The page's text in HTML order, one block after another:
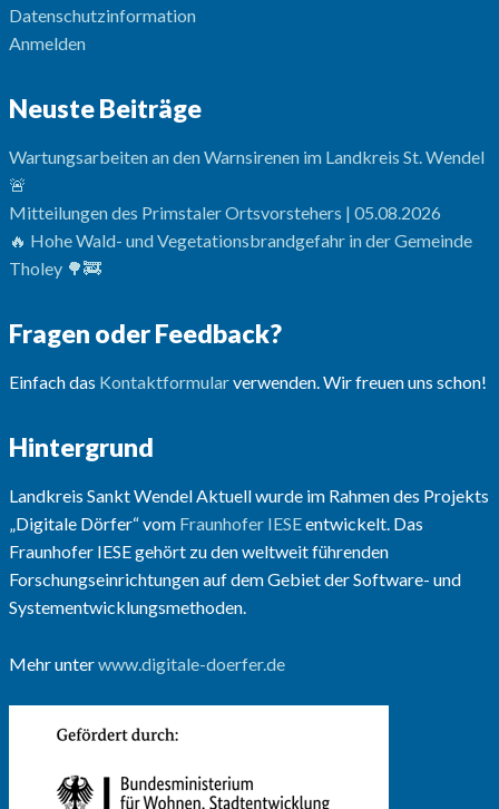
Datenschutzinformation
Anmelden
Neuste Beiträge
Wartungsarbeiten an den Warnsirenen im Landkreis St. Wendel
🚨
Mitteilungen des Primstaler Ortsvorstehers | 05.08.2026
🔥 Hohe Wald- und Vegetationsbrandgefahr in der Gemeinde
Tholey 🌳🚒
Fragen oder Feedback?
Einfach das Kontaktformularverwenden. Wir freuen uns schon!
Hintergrund
Landkreis Sankt Wendel Aktuell wurde im Rahmen des Projekts
„Digitale Dörfer“ vom Fraunhofer IESEentwickelt. Das
Fraunhofer IESE gehört zu den weltweit führenden
Forschungseinrichtungen auf dem Gebiet der Software- und
Systementwicklungsmethoden.
Mehr unterwww.digitale-doerfer.de